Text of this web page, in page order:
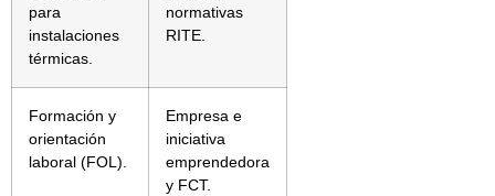
para
instalaciones
térmicas.
normativas
RITE.
Formación y
orientación
laboral (FOL).
Empresa e
iniciativa
emprendedora
y FCT.